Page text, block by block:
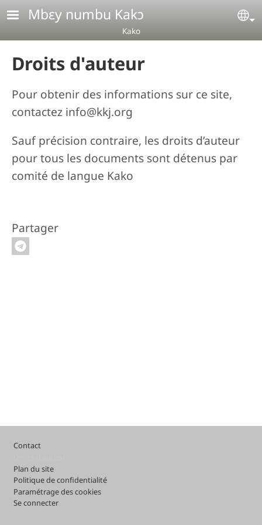
Aller au contenu principal
Mbɛy numbu Kakɔ
Kako
Droits d'auteur
Pour obtenir des informations sur ce site,
contactez info@kkj.org
Sauf précision contraire, les droits d’auteur
pour tous les documents sont détenus par
comité de langue Kako
Partager
Pied de page
Contact
Plan du site
Politique de confidentialité
Paramétrage des cookies
Se connecter